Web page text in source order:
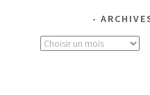
Archives